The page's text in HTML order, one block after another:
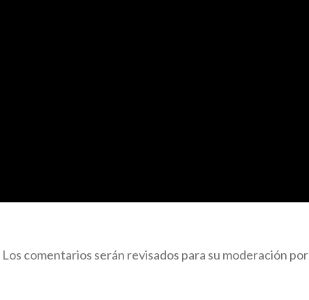
comentarios serán revisados para su moderación por